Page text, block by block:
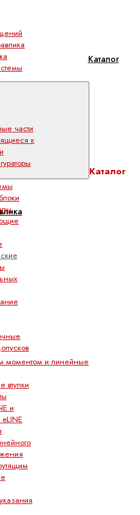
Каталог
Каталог
части
к
моментом и линейные
втулки
и